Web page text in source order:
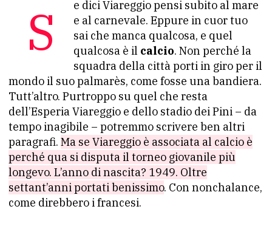
Se dici Viareggio pensi subito al mare
e al carnevale. Eppure in cuor tuo
sai che manca qualcosa, e quel
qualcosa è il calcio. Non perché la
squadra della città porti in giro per il
mondo il suo palmarès, come fosse una bandiera.
Tutt’altro. Purtroppo su quel che resta
dell’Esperia Viareggio e dello stadio dei Pini – da
tempo inagibile – potremmo scrivere ben altri
paragrafi. Ma se Viareggio è associata al calcio è
perché qua si disputa il torneo giovanile più
longevo. L’anno di nascita? 1949. Oltre
settant’anni portati benissimo. Con nonchalance,
come direbbero i francesi.